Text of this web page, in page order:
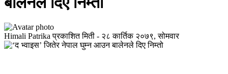
Himali Patrika प्रकाशित मिती - २८ कार्तिक २०७९, सोमवार